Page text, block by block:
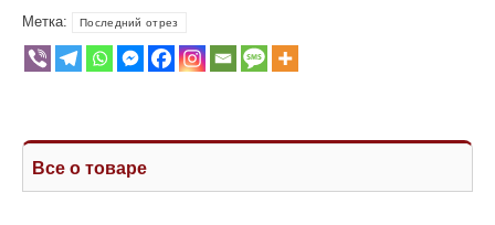
Метка:
Последний отрез
Все о товаре